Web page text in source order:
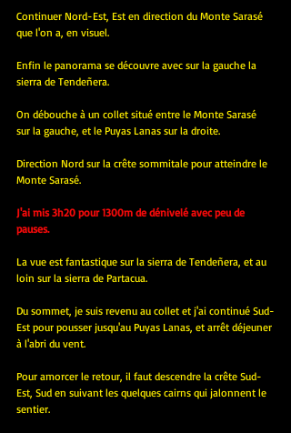
Continuer Nord-Est, Est en direction du Monte Sarasé
que l'on a, en visuel.
Enfin le panorama se découvre avec sur la gauche la
sierra de Tendeñera.
On débouche à un collet situé entre le Monte Sarasé
sur la gauche, et le Puyas Lanas sur la droite.
Direction Nord sur la crête sommitale pour atteindre le
Monte Sarasé.
J'ai mis 3h20 pour 1300m de dénivelé avec peu de
pauses.
La vue est fantastique sur la sierra de Tendeñera, et au
loin sur la sierra de Partacua.
Du sommet, je suis revenu au collet et j'ai continué Sud-
Est pour pousser jusqu'au Puyas Lanas, et arrêt déjeuner
à l'abri du vent.
Pour amorcer le retour, il faut descendre la crête Sud-
Est, Sud en suivant les quelques cairns qui jalonnent le
sentier.